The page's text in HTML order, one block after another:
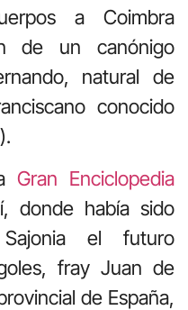
a Coimbra
de un canónigo
natural de
conocido
Gran Enciclopedia
donde había sido
el futuro
fray Juan de
de España,